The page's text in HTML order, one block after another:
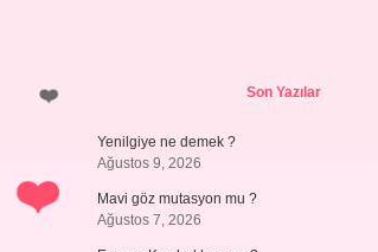
SidebarSon Yazılar
Yenilgiye ne demek ?
Ağustos 9, 2026
Mavi göz mutasyon mu ?
Ağustos 7, 2026